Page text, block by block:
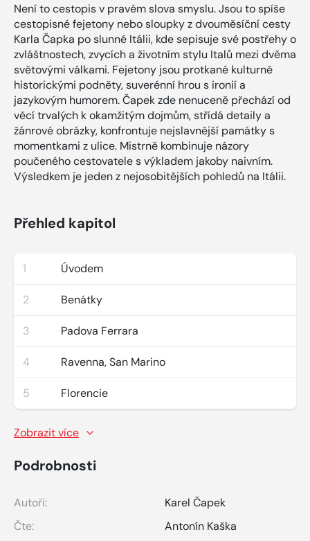
Není to cestopis v pravém slova smyslu. Jsou to spíše
cestopisné fejetony nebo sloupky z dvouměsíční cesty
Karla Čapka po slunné Itálii, kde sepisuje své postřehy o
zvláštnostech, zvycích a životním stylu Italů mezi dvěma
světovými válkami. Fejetony jsou protkané kulturně
historickými podněty, suverénní hrou s ironií a
jazykovým humorem. Čapek zde nenuceně přechází od
věcí trvalých k okamžitým dojmům, střídá detaily a
žánrové obrázky, konfrontuje nejslavnější památky s
momentkami z ulice. Mistrně kombinuje názory
poučeného cestovatele s výkladem jakoby naivním.
Výsledkem je jeden z nejosobitějších pohledů na Itálii.
Přehled kapitol
1 Úvodem
2 Benátky
3 Padova Ferrara
4 Ravenna, San Marino
5 Florencie
Zobrazit více
Podrobnosti
Autoři:
Karel Čapek
Čte:
Antonín Kaška